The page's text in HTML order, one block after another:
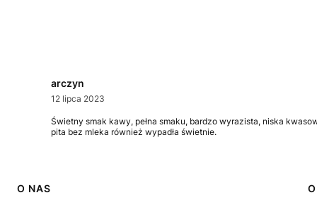
arczyn
12 lipca 2023
Świetny smak kawy, pełna smaku, bardzo wyrazista, niska
pita bez mleka również wypadła świetnie.
Linki w stopce
O NAS